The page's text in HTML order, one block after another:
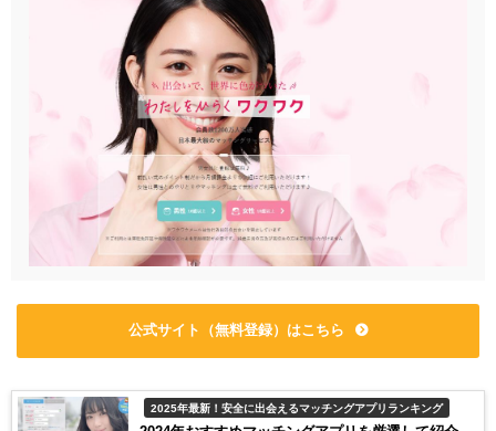
公式サイト（無料登録）はこちら
2025年最新！安全に出会えるマッチングアプリランキング